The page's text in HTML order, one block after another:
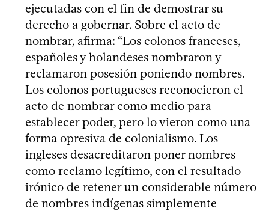
ejecutadas con el fin de demostrar su
derecho a gobernar. Sobre el acto de
nombrar, afirma: “Los colonos franceses,
españoles y holandeses nombraron y
reclamaron posesión poniendo nombres.
Los colonos portugueses reconocieron el
acto de nombrar como medio para
establecer poder, pero lo vieron como una
forma opresiva de colonialismo. Los
ingleses desacreditaron poner nombres
como reclamo legítimo, con el resultado
irónico de retener un considerable número
de nombres indígenas simplemente